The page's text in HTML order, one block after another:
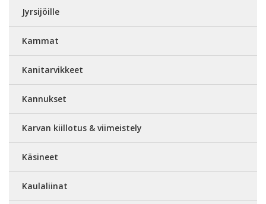
Jyrsijöille
Kammat
Kanitarvikkeet
Kannukset
Karvan kiillotus & viimeistely
Käsineet
Kaulaliinat